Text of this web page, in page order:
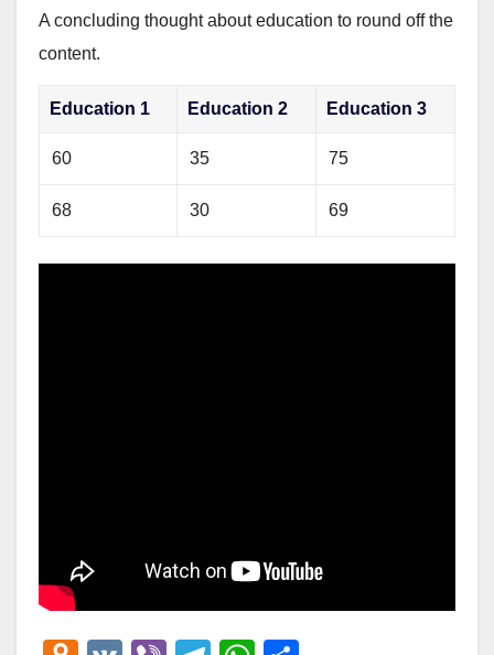
A concluding thought about education to round off the
content.
Education 1 Education 2 Education 3
60 35 75
68 30 69